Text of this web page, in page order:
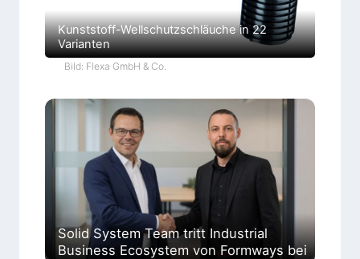
Kunststoff-Wellschutzschläuche in 22
Varianten
Bild: Flexa GmbH & Co.
Solid System Team tritt Industrial
Business Ecosystem von Formways bei